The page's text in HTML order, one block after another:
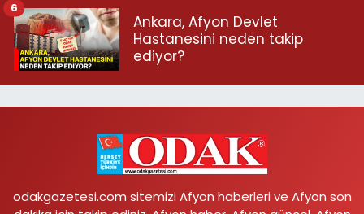
Ankara, Afyon Devlet
Hastanesini neden takip
ediyor?
6
odakgazetesi.com sitemizi Afyon haberleri ve Afyon son